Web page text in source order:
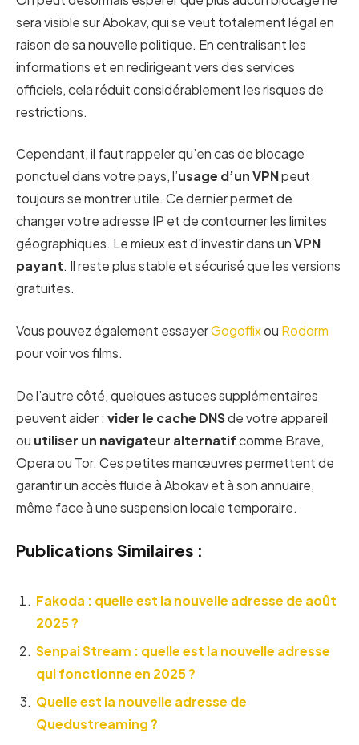
sera visible sur Abokav, qui se veut totalement légal en
raison de sa nouvelle politique. En centralisant les
informations et en redirigeant vers des services
officiels, cela réduit considérablement les risques de
restrictions.
Cependant, il faut rappeler qu’en cas de blocage
ponctuel dans votre pays, l’usage d’un VPNpeut
toujours se montrer utile. Ce dernier permet de
changer votre adresse IP et de contourner les limites
géographiques. Le mieux est d’investir dans unVPN
payant. Il reste plus stable et sécurisé que les versions
gratuites.
Vous pouvez également essayerGogoflixou Rodorm
pour voir vos films.
De l’autre côté, quelques astuces supplémentaires
peuvent aider : vider le cache DNSde votre appareil
ou utiliser un navigateur alternatifcomme Brave,
Opera ou Tor. Ces petites manœuvres permettent de
garantir un accès fluide à Abokav et à son annuaire,
même face à une suspension locale temporaire.
Publications Similaires :
Fakoda : quelle est la nouvelle adresse de août
2025 ?
Senpai Stream : quelle est la nouvelle adresse
qui fonctionne en 2025 ?
Quelle est la nouvelle adresse de
Quedustreaming ?